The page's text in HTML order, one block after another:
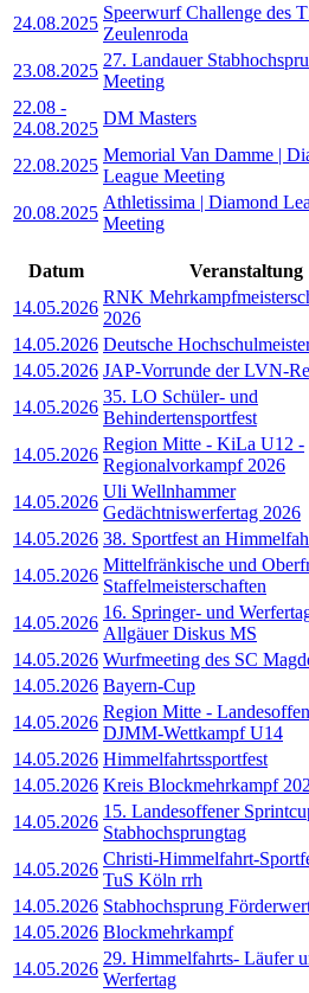
24.08.2025
Speerwurf Challenge des
Zeulenroda
23.08.2025
27. Landauer
Meeting
22.08 -
24.08.2025
DM Masters
22.08.2025
Memorial Van Damme |
League Meeting
20.08.2025
Athletissima | Diamond
Meeting
Datum Veranstaltung
14.05.2026
RNK
2026
14.05.2026 Deutsche
14.05.2026 JAP-Vorrunde der LVN-
14.05.2026
35. LO Schüler- und
Behindertensportfest
14.05.2026
Region Mitte - KiLa U12 -
Regionalvorkampf 2026
14.05.2026
Uli Wellnhammer
Gedächtniswerfertag 2026
14.05.2026 38. Sportfest an
14.05.2026
Mittelfränkische und
Staffelmeisterschaften
14.05.2026
16. Springer- und
Allgäuer Diskus MS
14.05.2026 Wurfmeeting des SC
14.05.2026 Bayern-Cup
14.05.2026
Region Mitte -
DJMM-Wettkampf U14
14.05.2026 Himmelfahrtssportfest
14.05.2026 Kreis Blockmehrkampf
14.05.2026
15. Landesoffener
Stabhochsprungtag
14.05.2026
Christi-Himmelfahrt-
TuS Köln rrh
14.05.2026 Stabhochsprung
14.05.2026 Blockmehrkampf
14.05.2026
29. Himmelfahrts- Läufer
Werfertag